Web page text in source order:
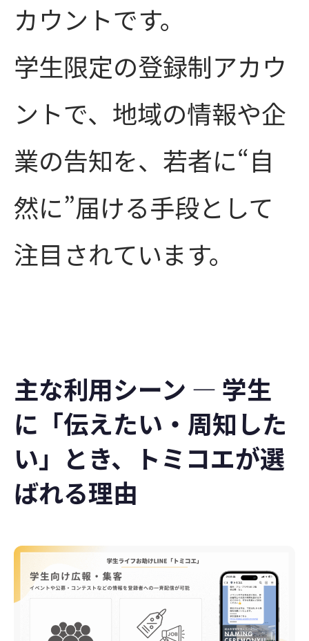
カウントです。
学生限定の登録制アカウ
ントで、地域の情報や企
業の告知を、若者に“自
然に”届ける手段として
注目されています。
主な利用シーン ― 学生
に「伝えたい・周知した
い」とき、トミコエが選
ばれる理由